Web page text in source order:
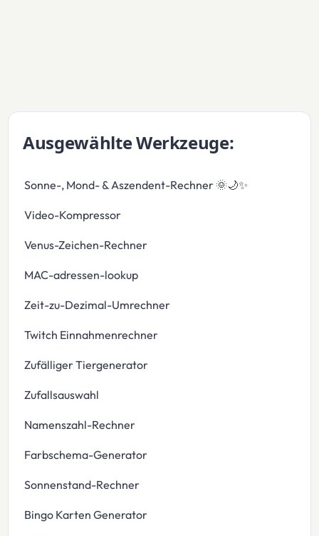
Ausgewählte Werkzeuge:
Sonne-, Mond- & Aszendent-Rechner 🌞🌙✨
Video-Kompressor
Venus-Zeichen-Rechner
MAC-adressen-lookup
Zeit-zu-Dezimal-Umrechner
Twitch Einnahmenrechner
Zufälliger Tiergenerator
Zufallsauswahl
Namenszahl-Rechner
Farbschema-Generator
Sonnenstand-Rechner
Bingo Karten Generator